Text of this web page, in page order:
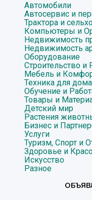
Автомобили
Автосервис и
Трактора и
Компьютеры и
Недвижимость
Недвижимость
Оборудование
Строительство и
Мебель и
Техника для дома
Обучение и
Товары и
Детский мир
Растения
Бизнес и
Услуги
Туризм, Спорт и
Здоровье и
Искусство
Разное